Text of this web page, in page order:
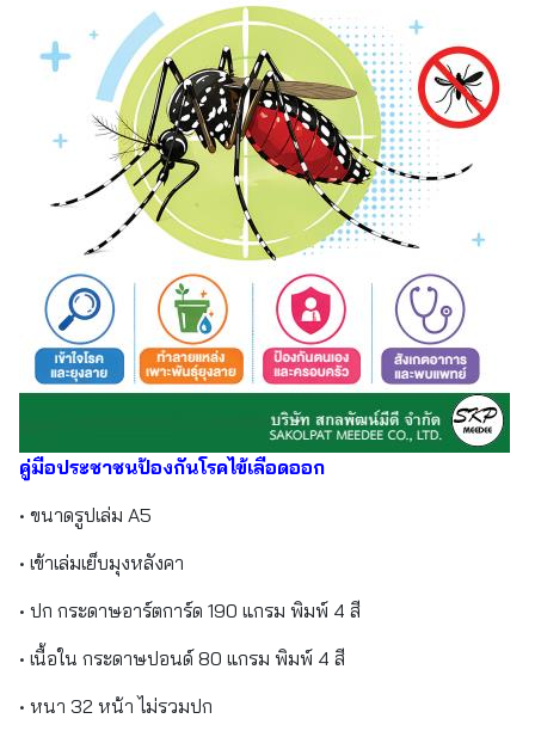
คู่มือประชาชนป้องกันโรคไข้เลือดออก
• ขนาดรูปเล่ม A5
• เข้าเล่มเย็บมุงหลังคา
• ปก กระดาษอาร์ตการ์ด 190 แกรม พิมพ์ 4 สี
• เนื้อใน กระดาษปอนด์ 80 แกรม พิมพ์ 4 สี
• หนา 32 หน้า ไม่รวมปก